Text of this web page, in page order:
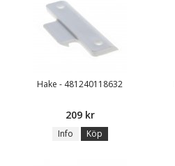
Hake - 481240118632
209 kr
Info Köp